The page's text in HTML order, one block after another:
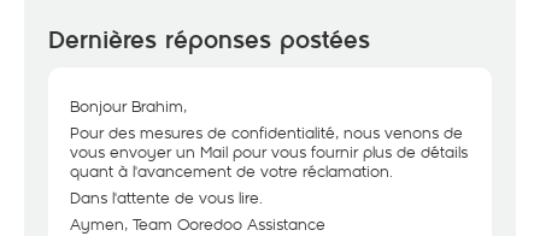
Dernières réponses postées
Bonjour Brahim,
Pour des mesures de confidentialité, nous venons de
vous envoyer un Mail pour vous fournir plus de détails
quant à l'avancement de votre réclamation.
Dans l'attente de vous lire.
Aymen, Team Ooredoo Assistance